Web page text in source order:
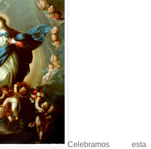
Celebramos esta